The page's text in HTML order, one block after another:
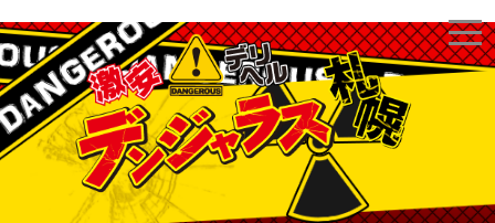
激安デリヘル・デンジャラス札幌